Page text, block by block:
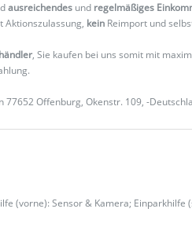
ausreichendes und regelmäßiges
Aktionszulassung, kein Reimport und
, Sie kaufen bei uns somit mit
Offenburg, Okenstr. 109, -
(vorne): Sensor & Kamera; Einparkhilfe